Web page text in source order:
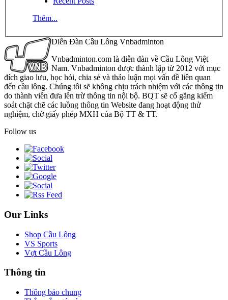
Thêm...
Diễn Đàn Cầu Lông Vnbadminton
Vnbadminton.com là diễn đàn về Cầu Lông Việt
Nam. Vnbadminton được thành lập từ 2012 với mục
đích giao lưu, học hỏi, chia sẻ và thảo luận mọi vấn đề liên quan
đến cầu lông. Chúng tôi sẽ không chịu trách nhiệm với các thông tin
do thành viên đưa lên trừ thông tin nội bộ. BQT sẽ cố gắng kiểm
soát chặt chẽ các luồng thông tin Website đang hoạt động thử
nghiệm, chờ giấy phép MXH của Bộ TT & TT.
Follow us
Our Links
Shop Cầu Lông
VS Sports
Vợt Cầu Lông
Thông tin
Thông báo chung